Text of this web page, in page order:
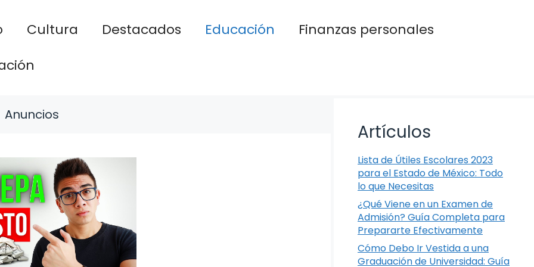
Cultura Destacados Educación
Finanzas personales
Anuncios
Artículos
Lista de Útiles Escolares 2023
para el Estado de México: Todo
lo que Necesitas
¿Qué Viene en un Examen de
Admisión? Guía Completa para
Prepararte Efectivamente
Cómo Debo Ir Vestida a una
Graduación de Universidad: Guía